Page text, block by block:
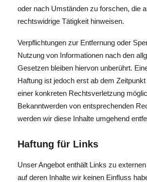
oder nach Umständen zu forschen, die
rechtswidrige Tätigkeit hinweisen.
Verpflichtungen zur Entfernung oder
Nutzung von Informationen nach den
Gesetzen bleiben hiervon unberührt.
Haftung ist jedoch erst ab dem
einer konkreten Rechtsverletzung
Bekanntwerden von entsprechenden
werden wir diese Inhalte umgehend
Haftung für Links
Unser Angebot enthält Links zu
auf deren Inhalte wir keinen Einfluss